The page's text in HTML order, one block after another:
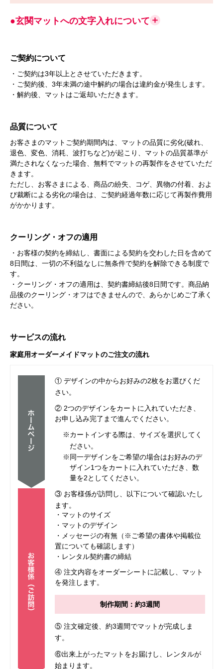
●玄関マットへの文字入れについて
ご契約について
・ご契約は3年以上とさせていただきます。
・ご契約後、3年未満の途中解約の場合は違約金が発生します。
・解約後、マットはご返却いただきます。
品質について
お客さまのマットご契約期間内は、マットの品質に劣化(破れ、
退色、変色、消耗、波打ちなど)が起こり、マットの品質基準が
満たされなくなった場合、無料でマットの再製作をさせていただ
きます。
ただし、お客さまによる、商品の紛失、コゲ、異物の付着、およ
び裁断による劣化の場合は、ご契約経過年数に応じて再製作費用
がかかります。
クーリング・オフの適用
・お客様の契約を締結し、書面による契約を交わした日を含めて
8日間は、一切の不利益なしに無条件で契約を解除できる制度で
す。
・クーリング・オフの適用は、契約書締結後8日間です。商品納
品後のクーリング・オフはできませんので、あらかじめご了承く
ださい。
サービスの流れ
家庭用オーダーメイドマットのご注文の流れ
① デザインの中からお好みの2枚をお選びくだ
さい。
② 2つのデザインをカートに入れていただき、
お申し込み完了まで進んでください。
※カートインする際は、サイズを選択してく
ださい。
※同一デザインをご希望の場合はお好みのデ
ザイン1つをカートに入れていただき、数
量を2としてください。
③ お客様係が訪問し、以下について確認いたし
ます。
・マットのサイズ
・マットのデザイン
・メッセージの有無（※ご希望の書体や掲載位
置についても確認します）
・レンタル契約書の締結
④ 注文内容をオーダーシートに記載し、マット
を発注します。
制作期間：約3週間
⑤ 注文確定後、約3週間でマットが完成しま
す。
⑥出来上がったマットをお届けし、レンタルが
始まります。